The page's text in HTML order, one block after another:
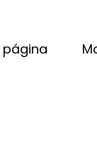
página